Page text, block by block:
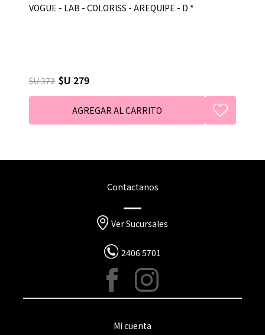
VOGUE - LAB - COLORISS - AREQUIPE - D *
$U 372 $U 279
Contactanos
Ver Sucursales
2406 5701
Mi cuenta